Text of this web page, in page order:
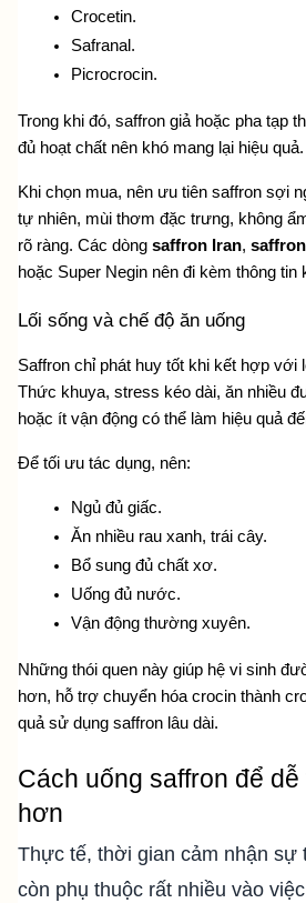
Crocetin.
Safranal.
Picrocrocin.
Trong khi đó, saffron giả hoặc pha tạp
đủ hoạt chất nên khó mang lại hiệu quả.
Khi chọn mua, nên ưu tiên saffron sợi
tự nhiên, mùi thơm đặc trưng, không
rõ ràng. Các dòng saffron Iran,
hoặc Super Negin nên đi kèm thông tin
Lối sống và chế độ ăn uống
Saffron chỉ phát huy tốt khi kết hợp với
Thức khuya, stress kéo dài, ăn nhiều
hoặc ít vận động có thể làm hiệu quả
Để tối ưu tác dụng, nên:
Ngủ đủ giấc.
Ăn nhiều rau xanh, trái cây.
Bổ sung đủ chất xơ.
Uống đủ nước.
Vận động thường xuyên.
Những thói quen này giúp hệ vi sinh
hơn, hỗ trợ chuyển hóa crocin thành
quả sử dụng saffron lâu dài.
Cách uống saffron để
hơn
Thực tế, thời gian cảm nhận sự
còn phụ thuộc rất nhiều vào